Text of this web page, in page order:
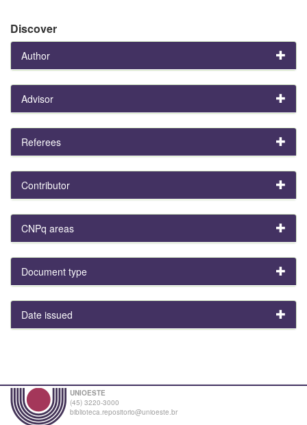
Discover
Author
Advisor
Referees
Contributor
CNPq areas
Document type
Date issued
UNIOESTE
(45) 3220-3000
biblioteca.repositorio@unioeste.br